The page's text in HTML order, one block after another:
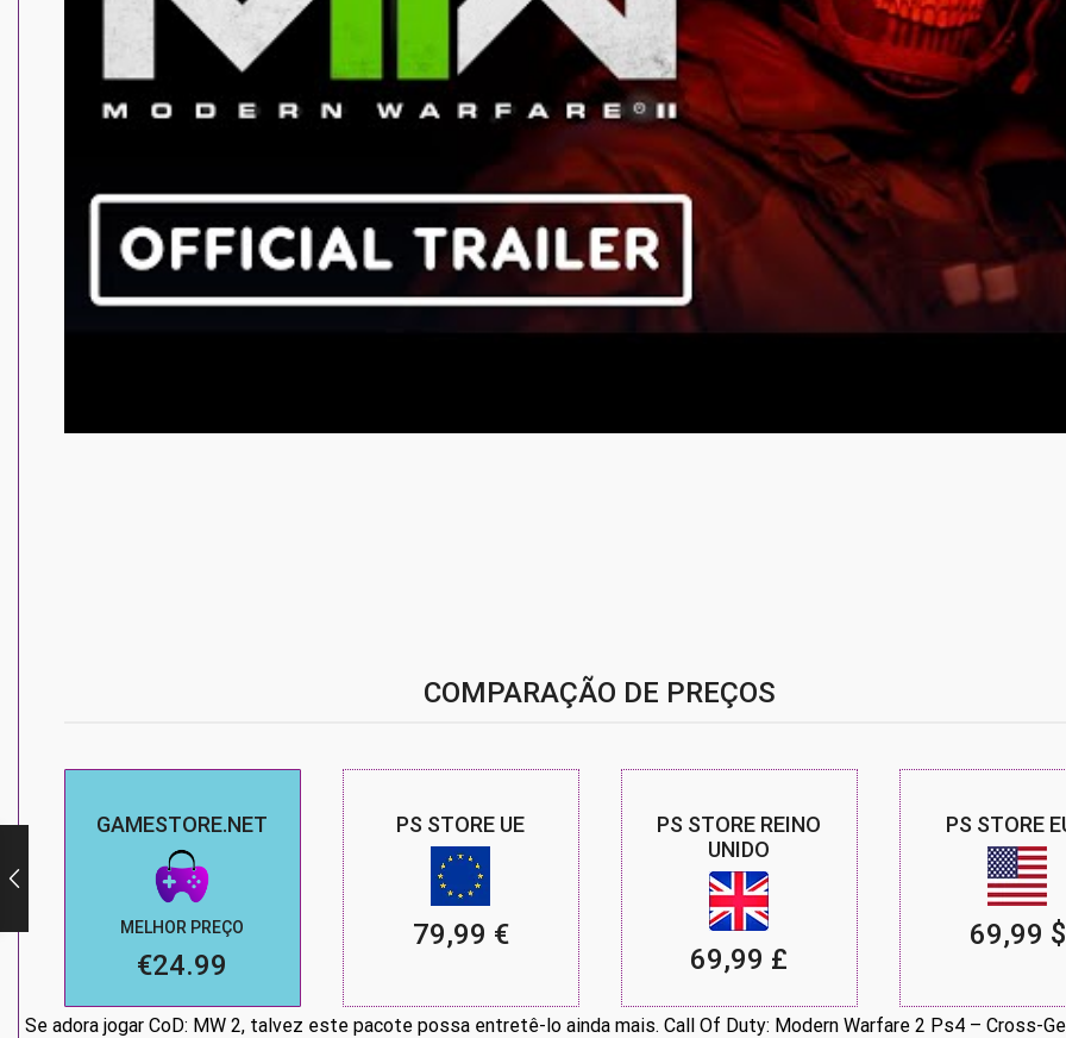
COMPARAÇÃO DE PREÇOS
GAMESTORE.NET
MELHOR PREÇO
€24.99
PS STORE UE
79,99 €
PS STORE REINO
UNIDO
69,99 £
PS STORE
69,99 $
Se adora jogar CoD: MW 2, talvez este pacote possa entretê-lo ainda mais. Call Of Duty: Modern Warfare 2 Ps4 – Cross-